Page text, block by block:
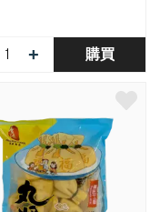
+ 購買